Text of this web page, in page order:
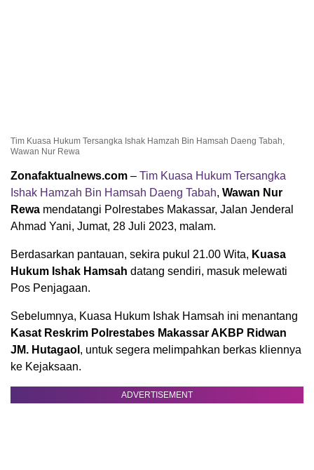
Tim Kuasa Hukum Tersangka Ishak Hamzah Bin Hamsah Daeng Tabah,
Wawan Nur Rewa
Zonafaktualnews.com – Tim Kuasa Hukum Tersangka
Ishak Hamzah Bin Hamsah Daeng Tabah, Wawan Nur
Rewa mendatangi Polrestabes Makassar, Jalan Jenderal
Ahmad Yani, Jumat, 28 Juli 2023, malam.
Berdasarkan pantauan, sekira pukul 21.00 Wita, Kuasa
Hukum Ishak Hamsah datang sendiri, masuk melewati
Pos Penjagaan.
Sebelumnya, Kuasa Hukum Ishak Hamsah ini menantang
Kasat Reskrim Polrestabes Makassar AKBP Ridwan
JM. Hutagaol , untuk segera melimpahkan berkas kliennya
ke Kejaksaan.
ADVERTISEMENT